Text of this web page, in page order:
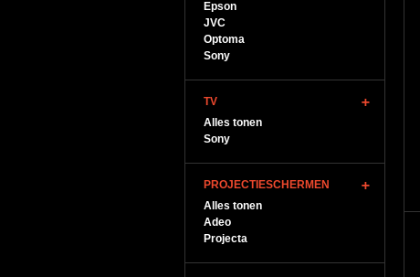
Epson
JVC
Optoma
Sony
TV
Alles tonen
Sony
PROJECTIESCHERMEN
Alles tonen
Adeo
Projecta